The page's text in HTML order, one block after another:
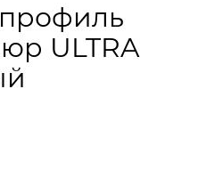
ULTRA